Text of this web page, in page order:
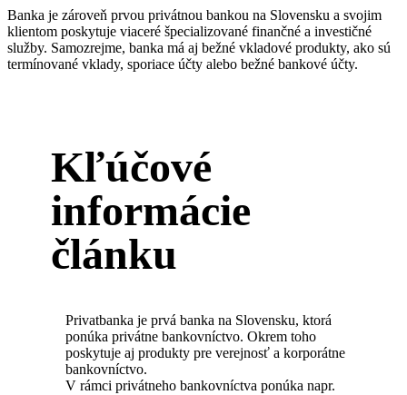
Banka je zároveň prvou privátnou bankou na Slovensku a svojim
klientom poskytuje viaceré špecializované finančné a investičné
služby. Samozrejme, banka má aj bežné vkladové produkty, ako sú
termínované vklady, sporiace účty alebo bežné bankové účty.
Kľúčové
informácie
článku
Privatbanka je prvá banka na Slovensku, ktorá
ponúka privátne bankovníctvo. Okrem toho
poskytuje aj produkty pre verejnosť a korporátne
bankovníctvo.
V rámci privátneho bankovníctva ponúka napr.